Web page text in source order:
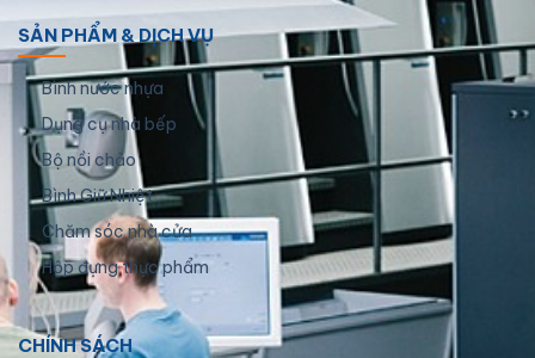
SẢN PHẨM & DỊCH VỤ
Bình nước nhựa
Dụng cụ nhà bếp
Bộ nồi chảo
Bình Giữ Nhiệt
Chăm sóc nhà cửa
Hộp đựng thực phẩm
CHÍNH SÁCH